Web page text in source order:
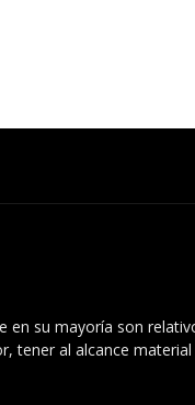
en su mayoría son
tener al alcance